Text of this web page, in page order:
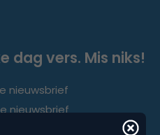
dag vers. Mis niks!
nieuwsbrief
nieuwsbrief